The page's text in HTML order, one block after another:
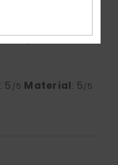
Compra verificada
: 5 /5 Material: 5/5